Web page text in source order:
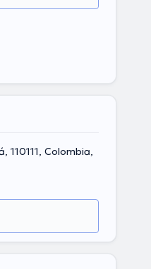
110111, Colombia,